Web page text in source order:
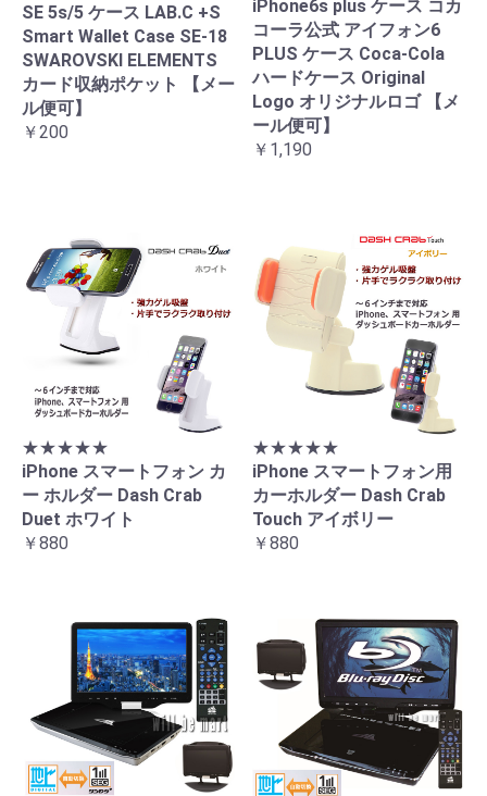
SE 5s/5 ケース LAB.C +S
Smart Wallet Case SE-18
SWAROVSKI ELEMENTS
カード収納ポケット 【メー
ル便可】
￥200
iPhone6s plus ケース コカ
コーラ公式 アイフォン6
PLUS ケース Coca-Cola
ハードケース Original
Logo オリジナルロゴ 【メ
ール便可】
￥1,190
★★★★★
iPhone スマートフォン カ
ー ホルダー Dash Crab
Duet ホワイト
￥880
★★★★★
iPhone スマートフォン用
カーホルダー Dash Crab
Touch アイボリー
￥880